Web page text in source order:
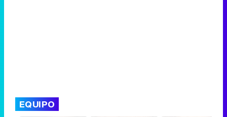
EQUIPO